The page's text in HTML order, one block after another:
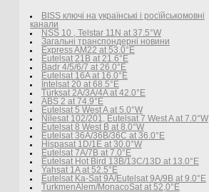
BISS ключі на українські і росїйськомовні
канали
NSS 10 , Telstar 11N at 37.5°W
Загальні транспондерні новини
Express AM22 at 53.0°E
Eutelsat 21B at 21.6°E
Badr 4/5/6/7 at 26.0°E
Eutelsat 16A at 16.0°E
Intelsat 20 at 68.5°E
Türksat 2A/3A/4A at 42.0°E
ABS 2 at 74.9°E
Eutelsat 5 West A at 5.0°W
Nilesat 102/201, Eutelsat 7 West A at 7.0°W
Eutelsat 8 West В at 8.0°W
Eutelsat 36A/36B/36C at 36.0°E
Hispasat 1D/1E at 30.0°W
Eutelsat 7A/7B at 7.0°E
Eutelsat Hot Bird 13B/13C/13D at 13.0°E
Yahsat 1A at 52.5°E
Eutelsat Ka-Sat 9A/Eutelsat 9A/9B at 9.0°E
TurkmenÄlem/MonacoSat at 52,0°E